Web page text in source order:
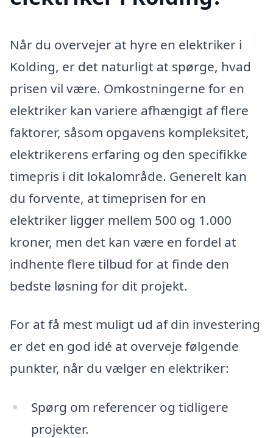
Når du overvejer at hyre en elektriker i
Kolding, er det naturligt at spørge, hvad
prisen vil være. Omkostningerne for en
elektriker kan variere afhængigt af flere
faktorer, såsom opgavens kompleksitet,
elektrikerens erfaring og den specifikke
timepris i dit lokalområde. Generelt kan
du forvente, at timeprisen for en
elektriker ligger mellem 500 og 1.000
kroner, men det kan være en fordel at
indhente flere tilbud for at finde den
bedste løsning for dit projekt.
For at få mest muligt ud af din investering
er det en god idé at overveje følgende
punkter, når du vælger en elektriker:
Spørg om referencer og tidligere
projekter.